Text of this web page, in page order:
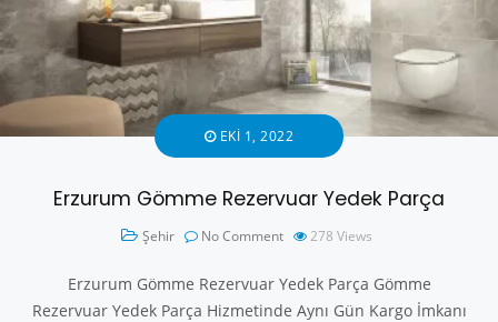
EKI 1, 2022
Erzurum Gömme Rezervuar Yedek Parça
Şehir No Comment 278 Views
Erzurum Gömme Rezervuar Yedek Parça Gömme
Rezervuar Yedek Parça Hizmetinde Aynı Gün Kargo İmkanı